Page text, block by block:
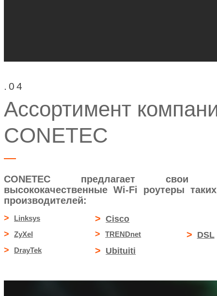
.04
Ассортимент
CONETEC
CONETEC предлагает свои
высококачественные Wi-Fi роутеры
производителей:
> Linksys > Cisco
>
ZyXel > TRENDnet > DSL
>
DrayTek > Ubituiti